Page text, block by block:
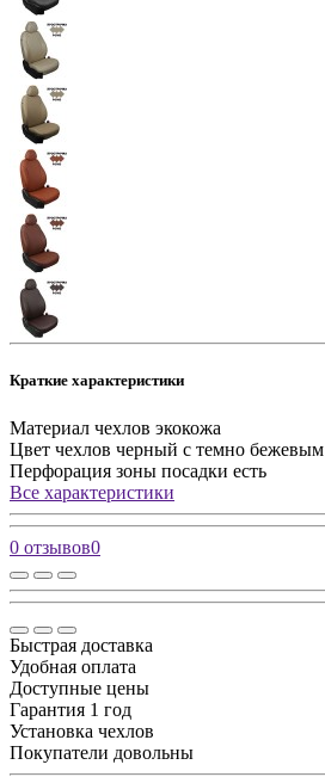
Краткие характеристики
Материал чехлов экокожа
Цвет чехлов черный с темно бежевым
Перфорация зоны посадки есть
Все характеристики
0 отзывов0
Быстрая доставка
Удобная оплата
Доступные цены
Гарантия 1 год
Установка чехлов
Покупатели довольны